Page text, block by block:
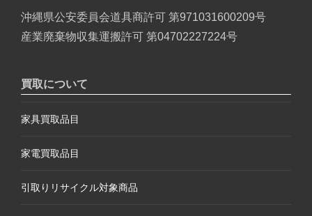
沖縄県公安委員会道具商許可 第971031600209号
産業廃棄物収集運搬許可 第04702227224号
買取について
家具買取品目
家電買取品目
引取りリサイクル対象商品